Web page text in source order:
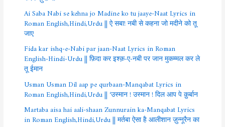
Ai Saba Nabi se kehna jo Madine ko tu jaaye-Naat Lyrics in
Roman English,Hindi,Urdu || ऐ सबा! नबी से कहना जो मदीने को तू
जाए
Fida kar ishq-e-Nabi par jaan-Naat Lyrics in Roman
English-Hindi-Urdu || फ़िदा कर इश्क़-ए-नबी पर जान मुकम्मल कर ले
तू ईमान
Usman Usman Dil aap pe qurbaan-Manqabat Lyrics in
Roman English,Hindi,Urdu || ‘उस्मान ! उस्मान ! दिल आप पे क़ुर्बान
Martaba aisa hai aali-shaan Zunnurain ka-Manqabat Lyrics
in Roman English,Hindi,Urdu || मर्तबा ऐसा है आलीशान ज़ुन्नूरैन का